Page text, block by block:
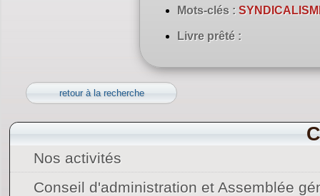
Mots-clés :
Livre prêté :
retour à la recherche
Nos activités
Conseil d'administration et Assemblée